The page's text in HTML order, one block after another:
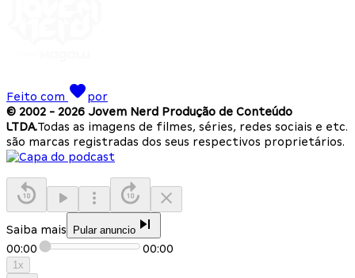
Feito com
por
© 2002 - 2026 Jovem Nerd Produção de Conteúdo
LTDA.Todas as imagens de filmes, séries, redes sociais e etc.
são marcas registradas dos seus respectivos proprietários.
Saiba mais Pular anuncio
00:00 00:00
1x